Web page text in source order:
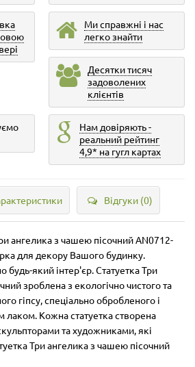
Ми справжні і нас
легко знайти
Десятки тисяч
задоволених
клієнтів
Нам довіряють -
реальний рейтинг
4,9* на гугл картах
Відгуки (0)
ангелика з чашею пісочний AN0712-
для декору Вашого будинку.
який інтер'єр. Статуетка Три
зроблена з екологічно чистого та
гіпсу, спеціально обробленого і
лаком. Кожна статуетка створена
та художниками, які
Три ангелика з чашею пісочний